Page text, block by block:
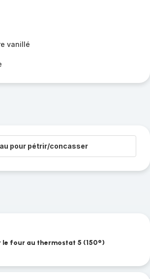
vanillé
pour pétrir/concasser
le four au thermostat 5 (150°)